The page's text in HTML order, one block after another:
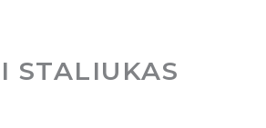
STALIUKAS